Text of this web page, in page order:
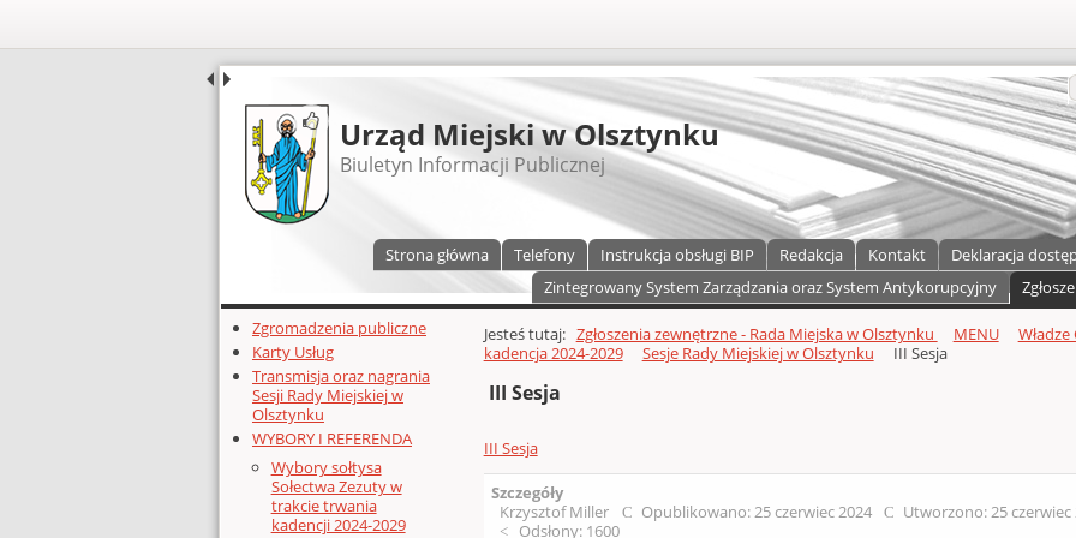
UDOSTĘPNIJ
Urząd Miejski w Olsztynku
Biuletyn Informacji Publicznej
Strona główna Telefony Instrukcja obsługi BIP Redakcja Kontakt Deklaracja
Zintegrowany System Zarządzania oraz System Antykorupcyjny
Dodatkowe zasoby (lewa kolumna)
Zgromadzenia publiczne
Karty Usług
Transmisja oraz nagrania
Sesji Rady Miejskiej w
Olsztynku
WYBORY I REFERENDA
Wybory sołtysa
Sołectwa Zezuty w
trakcie trwania
kadencji 2024-2029
Głównej zawartości
Jesteś tutaj: Zgłoszenia zewnętrzne - Rada Miejska w Olsztynku MENU
kadencja 2024-2029
Sesje Rady Miejskiej w Olsztynku III Sesja
III Sesja
III Sesja
Szczegóły
Krzysztof Miller
Opublikowano: 25 czerwiec 2024 Utworzono: 25 czerwiec
Odsłony: 1600